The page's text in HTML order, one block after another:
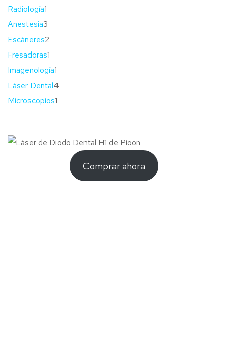
Radiología1
Anestesia3
Escáneres2
Fresadoras1
Imagenología1
Láser Dental4
Microscopios1
Comprar ahora